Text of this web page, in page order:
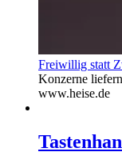
Freiwillig statt
Konzerne
www.heise.de